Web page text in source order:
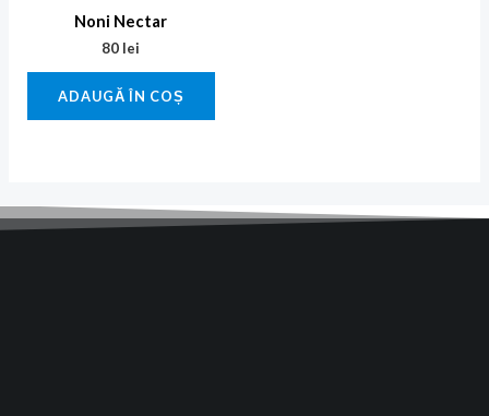
Noni Nectar
80 lei
ADAUGĂ ÎN COȘ